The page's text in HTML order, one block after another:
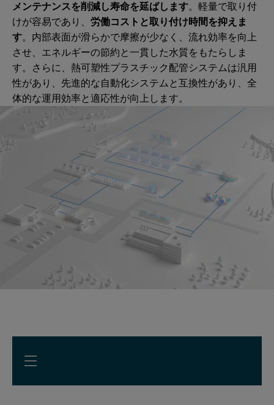
メンテナンスを削減し寿命を延ばします。軽量で取り付
けが容易であり、 労働コストと取り付け時間を抑えま
す。内部表面が滑らかで摩擦が少なく、流れ効率を向上
させ、エネルギーの節約と一貫した水質をもたらしま
す。さらに、熱可塑性プラスチック配管システムは汎用
性があり、先進的な自動化システムと互換性があり、全
体的な運用効率と適応性が向上します。